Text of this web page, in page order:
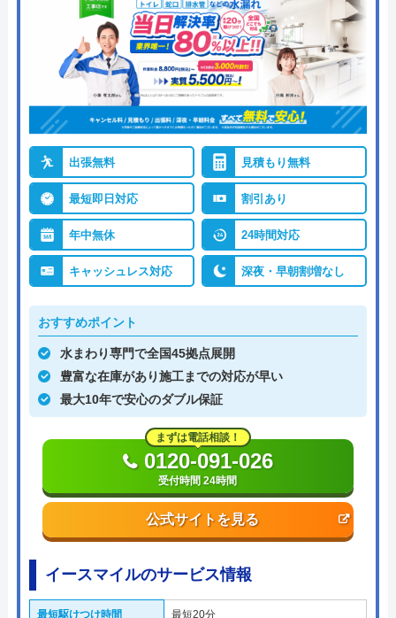
出張無料 見積もり無料
最短即日対応 割引あり
年中無休 24時間対応
キャッシュレス対応 深夜・早朝割増なし
おすすめポイント
水まわり専門で全国45拠点展開
豊富な在庫があり施工までの対応が早い
最大10年で安心のダブル保証
公式サイトを見る
まずは電話相談！
0120-091-026
受付時間 24時間
イースマイルのサービス情報
最短駆けつけ時間 最短20分